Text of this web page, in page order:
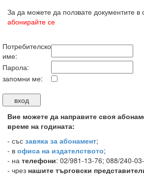
За да можете да ползвате документите в
абонирайте се
Потребителско
име:
Парола:
запомни ме:
Вие можете да направите своя
време на годината:
- със завяка за абонамент;
- в офиса на издателството;
- на телефони: 02/981-13-76; 088/240-
- чрез нашите търговски